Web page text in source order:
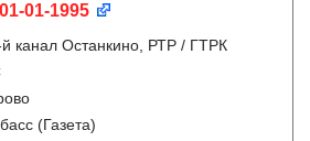
01-1995
й канал Останкино, РТР / ГТРК
(Газета)